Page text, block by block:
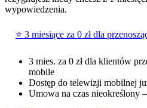
wypowiedzenia.
⭐ 3 miesiące za 0 zł dla
3 mies. za 0 zł dla klientów
mobile
Dostęp do telewizji mobilnej
Umowa na czas nieokreślony